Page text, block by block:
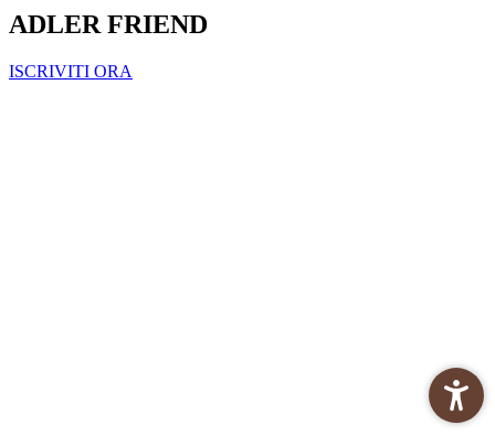
ADLER FRIEND
ISCRIVITI ORA